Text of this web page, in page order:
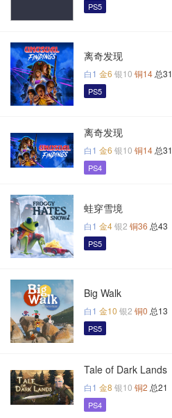
PS5
离奇发现
白1 金6 银10 铜14 总31
PS5
离奇发现
白1 金6 银10 铜14 总31
PS4
蛙穿雪境
白1 金4银2 铜36 总43
PS5
Big Walk
白1 金10 银2 铜0 总13
PS5
Tale of Dark Lands
白1 金8 银10 铜2 总21
PS4